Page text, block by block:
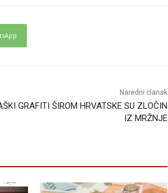
Naredni članak
GRAFITI ŠIROM HRVATSKE SU ZLOČIN
IZ MRŽNJE